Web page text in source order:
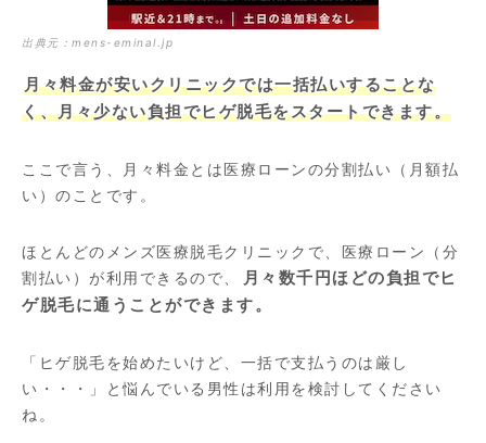
出典元： mens-eminal.jp
月々料金が安いクリニックでは一括払いすることな
く、月々少ない負担でヒゲ脱毛をスタートできます。
ここで言う、月々料金とは医療ローンの分割払い（月額払
い）のことです。
ほとんどのメンズ医療脱毛クリニックで、医療ローン（分
割払い）が利用できるので、
月々数千円ほどの負担でヒ
ゲ脱毛に通うことができます。
「ヒゲ脱毛を始めたいけど、一括で支払うのは厳し
い・・・」と悩んでいる男性は利用を検討してください
ね。